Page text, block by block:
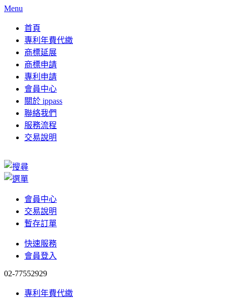
Menu
首頁
專利年費代繳
商標延展
商標申請
專利申請
會員中心
關於 ippass
聯絡我們
服務流程
交易說明
會員中心
交易說明
暫存訂單
快速服務
會員登入
02-77552929
專利年費代繳